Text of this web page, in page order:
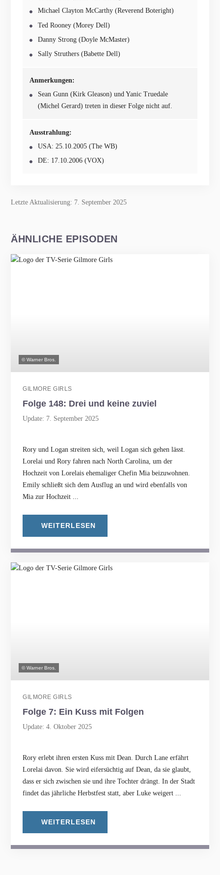
Michael Clayton McCarthy (Reverend Boteright)
Ted Rooney (Morey Dell)
Danny Strong (Doyle McMaster)
Sally Struthers (Babette Dell)
Anmerkungen:
Sean Gunn (Kirk Gleason) und Yanic Truedale
(Michel Gerard) treten in dieser Folge nicht auf.
Ausstrahlung:
USA: 25.10.2005 (The WB)
DE: 17.10.2006 (VOX)
Letzte Aktualisierung: 7. September 2025
ÄHNLICHE EPISODEN
© Warner Bros.
GILMORE GIRLS
Folge 148: Drei und keine zuviel
Update: 7. September 2025
Rory und Logan streiten sich, weil Logan sich gehen lässt.
Lorelai und Rory fahren nach North Carolina, um der
Hochzeit von Lorelais ehemaliger Chefin Mia beizuwohnen.
Emily schließt sich dem Ausflug an und wird ebenfalls von
Mia zur Hochzeit ...
WEITERLESEN
© Warner Bros.
GILMORE GIRLS
Folge 7: Ein Kuss mit Folgen
Update: 4. Oktober 2025
Rory erlebt ihren ersten Kuss mit Dean. Durch Lane erfährt
Lorelai davon. Sie wird eifersüchtig auf Dean, da sie glaubt,
dass er sich zwischen sie und ihre Tochter drängt. In der Stadt
findet das jährliche Herbstfest statt, aber Luke weigert ...
WEITERLESEN